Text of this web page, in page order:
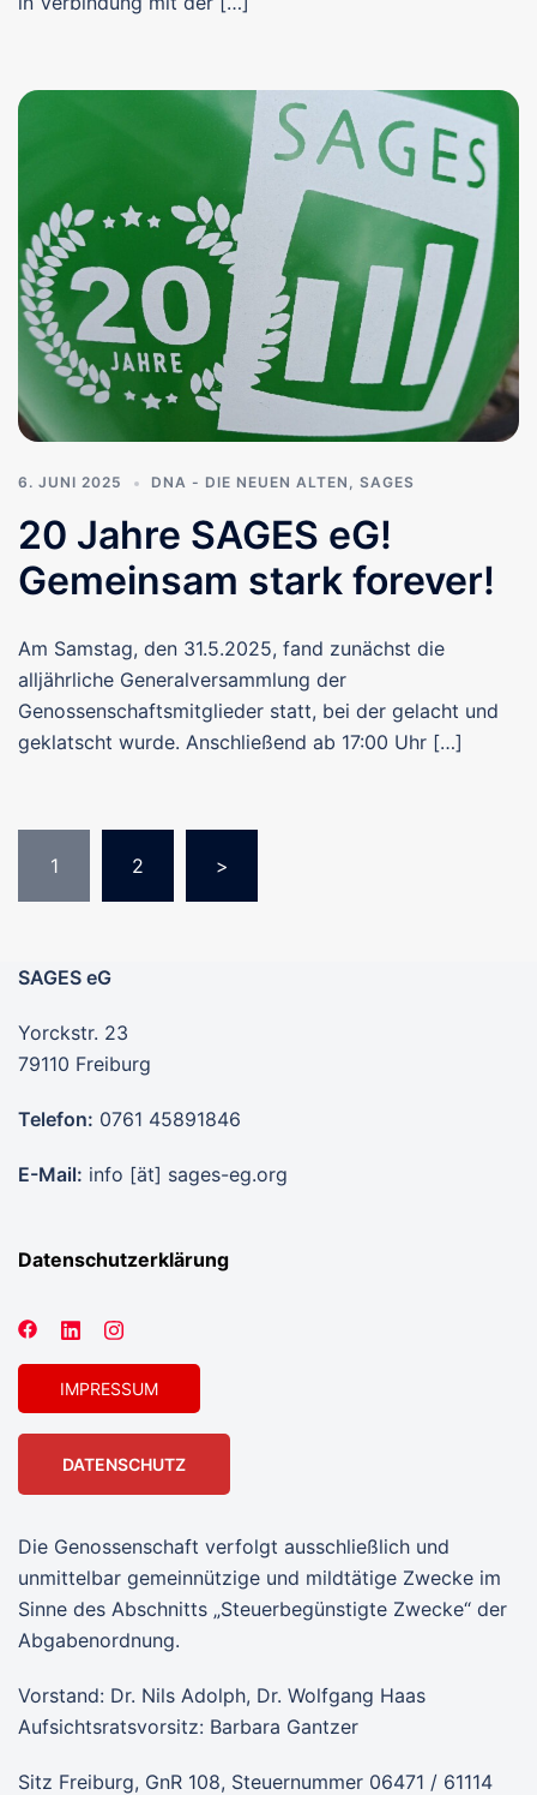
6. JUNI 2025 DNA - DIE NEUEN ALTEN SAGES
20 Jahre SAGES eG!
Gemeinsam stark forever!
Am Samstag, den 31.5.2025, fand zunächst die
alljährliche Generalversammlung der
Genossenschaftsmitglieder statt, bei der gelacht und
geklatscht wurde. Anschließend ab 17:00 Uhr […]
der
Beiträge
1 2 >
SAGES eG
Yorckstr. 23
79110 Freiburg
Telefon: 0761 45891846
E-Mail: info [ät] sages-eg.org
Datenschutzerklärung
IMPRESSUM
DATENSCHUTZ
Die Genossenschaft verfolgt ausschließlich und
unmittelbar gemeinnützige und mildtätige Zwecke im
Sinne des Abschnitts „Steuerbegünstigte Zwecke“ der
Abgabenordnung.
Vorstand: Dr. Nils Adolph, Dr. Wolfgang Haas
Aufsichtsratsvorsitz: Barbara Gantzer
Sitz Freiburg, GnR 108, Steuernummer 06471 / 61114